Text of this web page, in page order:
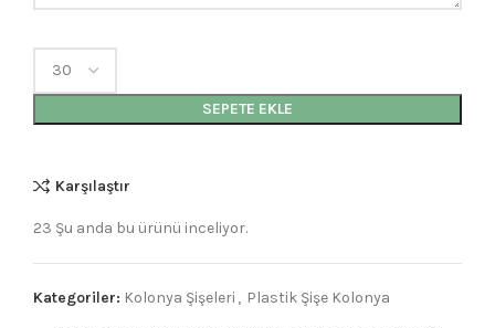
SEPETE EKLE
Karşılaştır
23 Şu anda bu ürünü inceliyor.
Kategoriler: Kolonya Şişeleri , Plastik Şişe Kolonya